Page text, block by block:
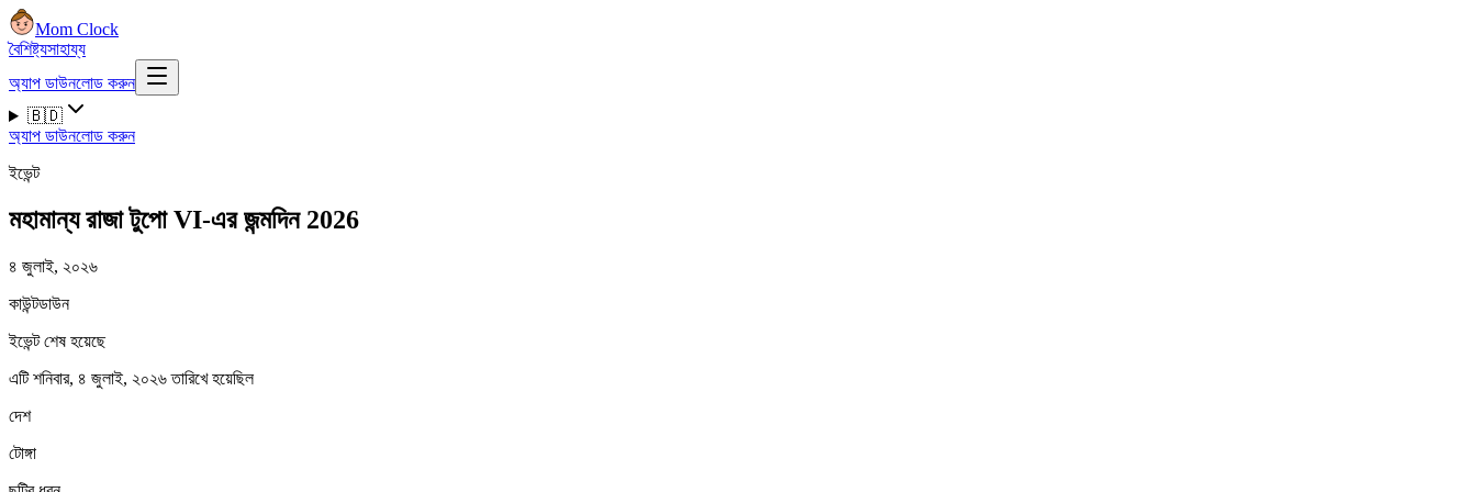
Mom Clock
বৈশিষ্ট্যসাহায্য
অ্যাপ ডাউনলোড করুন
🇧🇩
অ্যাপ ডাউনলোড করুন
ইভেন্ট
মহামান্য রাজা টুপো VI-এর জন্মদিন 2026
৪ জুলাই, ২০২৬
কাউন্টডাউন
ইভেন্ট শেষ হয়েছে
এটি শনিবার, ৪ জুলাই, ২০২৬ তারিখে হয়েছিল
দেশ
টোঙ্গা